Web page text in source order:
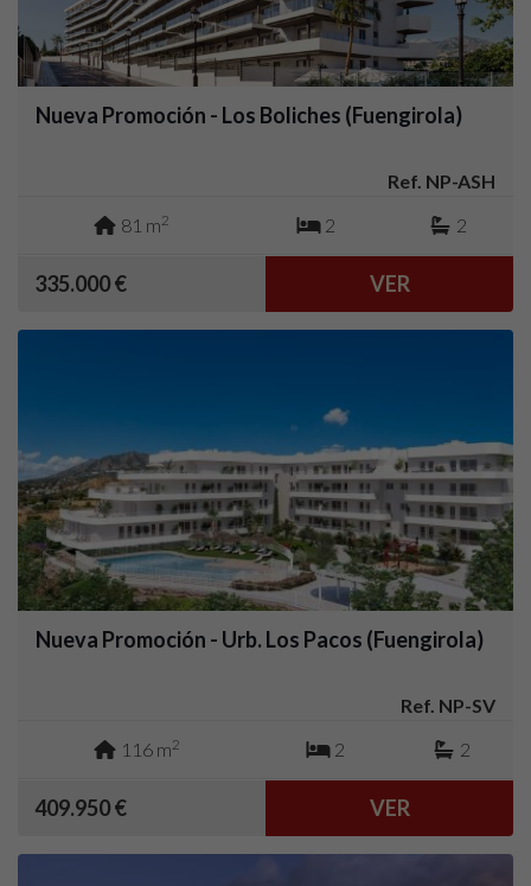
Nueva Promoción - Los Boliches (Fuengirola)
Ref. NP-ASH
81 m2 2 2
335.000 € VER
Nueva Promoción - Urb. Los Pacos (Fuengirola)
Ref. NP-SV
116 m2 2 2
409.950 € VER